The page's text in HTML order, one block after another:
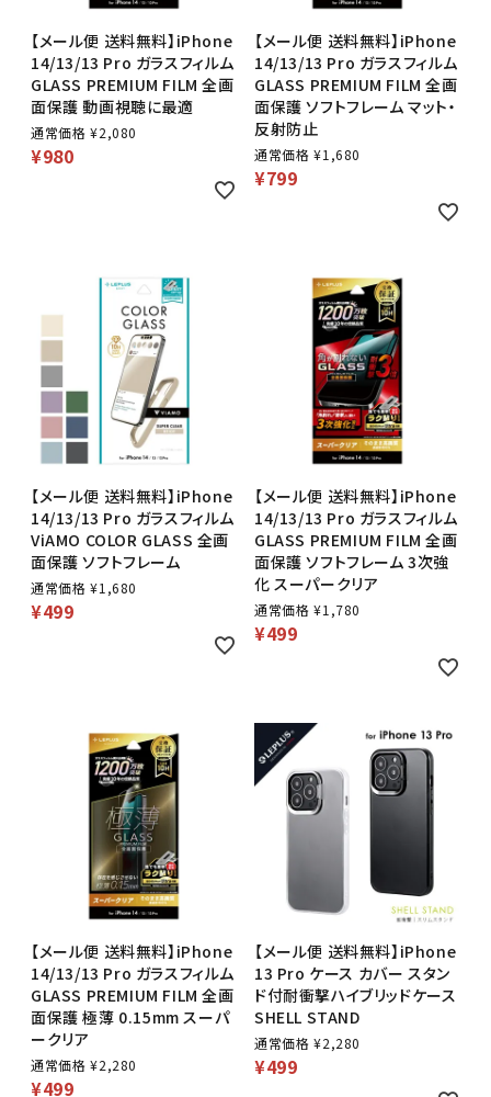
【メール便 送料無料】iPhone
14/13/13 Pro ガラスフィルム
GLASS PREMIUM FILM 全画
面保護 動画視聴に最適
通常価格 ¥2,080
¥980
【メール便 送料無料】iPhone
14/13/13 Pro ガラスフィルム
GLASS PREMIUM FILM 全画
面保護 ソフトフレーム マット・
反射防止
通常価格 ¥1,680
¥799
【メール便 送料無料】iPhone
14/13/13 Pro ガラスフィルム
ViAMO COLOR GLASS 全画
面保護 ソフトフレーム
通常価格 ¥1,680
¥499
【メール便 送料無料】iPhone
14/13/13 Pro ガラスフィルム
GLASS PREMIUM FILM 全画
面保護 ソフトフレーム 3次強
化 スーパークリア
通常価格 ¥1,780
¥499
【メール便 送料無料】iPhone
14/13/13 Pro ガラスフィルム
GLASS PREMIUM FILM 全画
面保護 極薄 0.15mm スーパ
ークリア
通常価格 ¥2,280
¥499
【メール便 送料無料】iPhone
13 Pro ケース カバー スタン
ド付耐衝撃ハイブリッドケース
SHELL STAND
通常価格 ¥2,280
¥499